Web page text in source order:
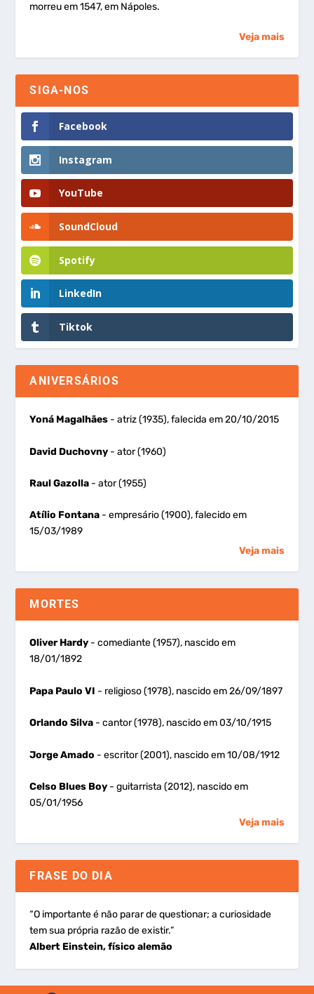
morreu em 1547, em Nápoles.
Veja mais
SIGA-NOS
Facebook
Instagram
YouTube
SoundCloud
Spotify
LinkedIn
Tiktok
ANIVERSÁRIOS
Yoná Magalhães - atriz (1935), falecida em 20/10/2015
David Duchovny - ator (1960)
Raul Gazolla - ator (1955)
Atílio Fontana - empresário (1900), falecido em
15/03/1989
Veja mais
MORTES
Oliver Hardy - comediante (1957), nascido em
18/01/1892
Papa Paulo VI - religioso (1978), nascido em 26/09/1897
Orlando Silva - cantor (1978), nascido em 03/10/1915
Jorge Amado - escritor (2001), nascido em 10/08/1912
Celso Blues Boy - guitarrista (2012), nascido em
05/01/1956
Veja mais
FRASE DO DIA
“O importante é não parar de questionar; a curiosidade
tem sua própria razão de existir.”
Albert Einstein, físico alemão